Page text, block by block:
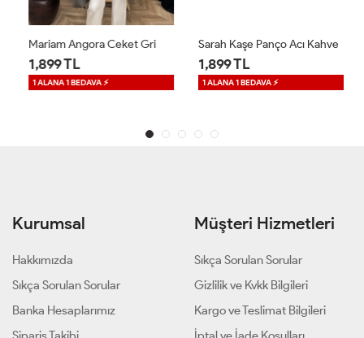
Mariam Angora Ceket Gri
1,899 TL
1 ALANA 1 BEDAVA ⚡
Sarah Kaşe Panço Acı Kahve
1,899 TL
1 ALANA 1 BEDAVA ⚡
Kurumsal
Hakkımızda
Sıkça Sorulan Sorular
Banka Hesaplarımız
Müşteri Hizmetleri
Sıkça Sorulan Sorular
Gizlilik ve Kvkk Bilgileri
Kargo ve Teslimat Bilgileri